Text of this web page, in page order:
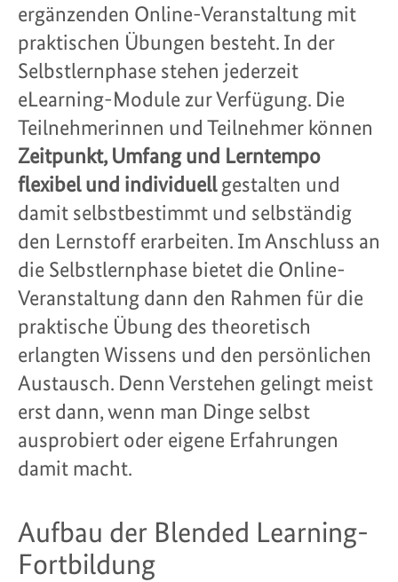
ergänzenden Online-Veranstaltung mit
praktischen Übungen besteht. In der
Selbstlernphase stehen jederzeit
eLearning-Module zur Verfügung. Die
Teilnehmerinnen und Teilnehmer können
Zeitpunkt, Umfang und Lerntempo
flexibel und individuellgestalten und
damit selbstbestimmt und selbständig
den Lernstoff erarbeiten. Im Anschluss an
die Selbstlernphase bietet die Online-
Veranstaltung dann den Rahmen für die
praktische Übung des theoretisch
erlangten Wissens und den persönlichen
Austausch. Denn Verstehen gelingt meist
erst dann, wenn man Dinge selbst
ausprobiert oder eigene Erfahrungen
damit macht.
Aufbau der Blended Learning-
Fortbildung